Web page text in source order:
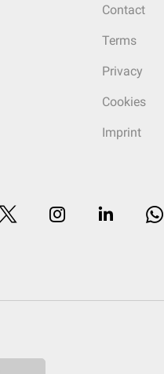
Contact
Terms
Privacy
Cookies
Imprint